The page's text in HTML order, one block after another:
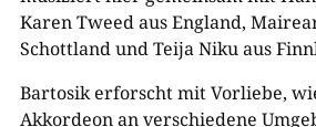
Karen Tweed aus England,
Schottland und Teija Niku aus
Bartosik erforscht mit Vorliebe,
Akkordeon an verschiedene